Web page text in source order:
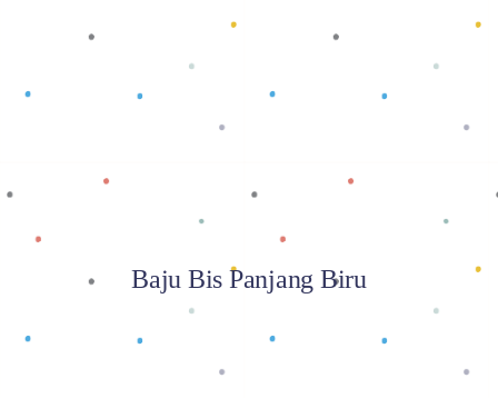
Baca selengkapnya
Baju Bis Panjang Biru